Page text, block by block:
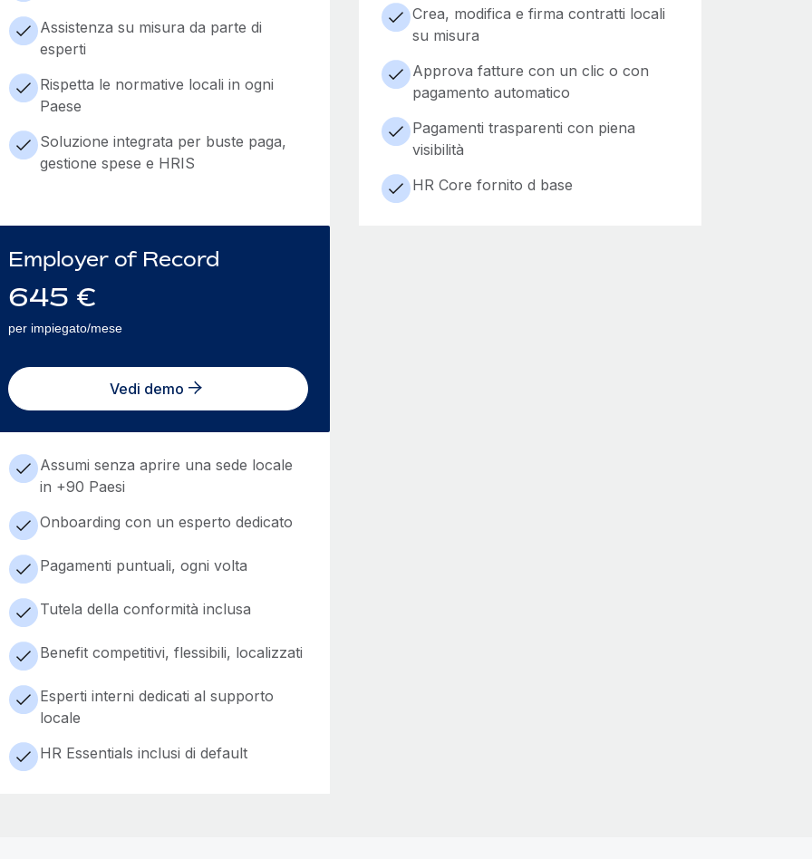
Assistenza su misura da parte di
esperti
Rispetta le normative locali in ogni
Paese
Soluzione integrata per buste paga,
gestione spese e HRIS
Crea, modifica e firma contratti locali
su misura
Approva fatture con un clic o con
pagamento automatico
Pagamenti trasparenti con piena
visibilità
HR Core fornito d base
Employer of Record
645 €
per impiegato/mese
Vedi demo
Assumi senza aprire una sede locale
in +90 Paesi
Onboarding con un esperto dedicato
Pagamenti puntuali, ogni volta
Tutela della conformità inclusa
Benefit competitivi, flessibili, localizzati
Esperti interni dedicati al supporto
locale
HR Essentials inclusi di default